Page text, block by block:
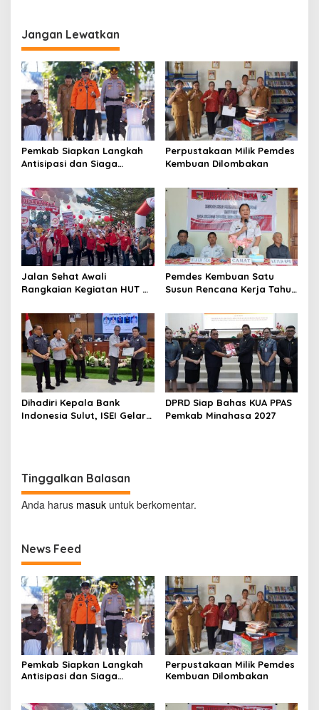
Jangan Lewatkan
Pemkab Siapkan Langkah
Antisipasi dan Siaga
Minahasa
Perpustakaan Milik Pemdes
Kembuan Dilombakan
Jalan Sehat Awali
Rangkaian Kegiatan HUT RI
Pemdes Kembuan Satu
Susun Rencana Kerja Tahun
Dihadiri Kepala Bank
Indonesia Sulut, ISEI Gelar
DPRD Siap Bahas KUA PPAS
Pemkab Minahasa 2027
Tinggalkan Balasan
Anda harus masuk untuk berkomentar.
News Feed
Pemkab Siapkan Langkah
Antisipasi dan Siaga
Perpustakaan Milik Pemdes
Kembuan Dilombakan